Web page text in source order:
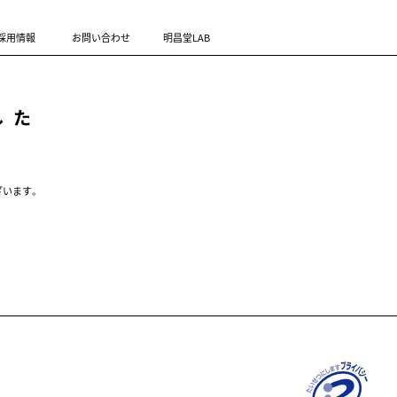
用情報 お問い合わせ 明昌堂LAB
ます。